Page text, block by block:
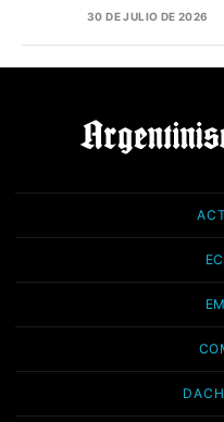
30 DE JULIO DE 2026